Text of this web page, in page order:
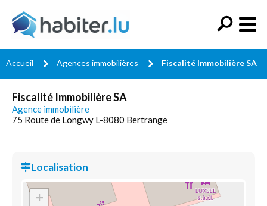
Accueil Agences immobilières Fiscalité Immobilière SA
Fiscalité Immobilière SA
Agence immobilière
75 Route de Longwy L-8080 Bertrange
Localisation
+